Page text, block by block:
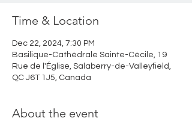
Time & Location
Dec 22, 2024, 7:30 PM
Basilique-Cathédrale Sainte-Cécile, 19
Rue de l'Église, Salaberry-de-Valleyfield,
QC J6T 1J5, Canada
About the event